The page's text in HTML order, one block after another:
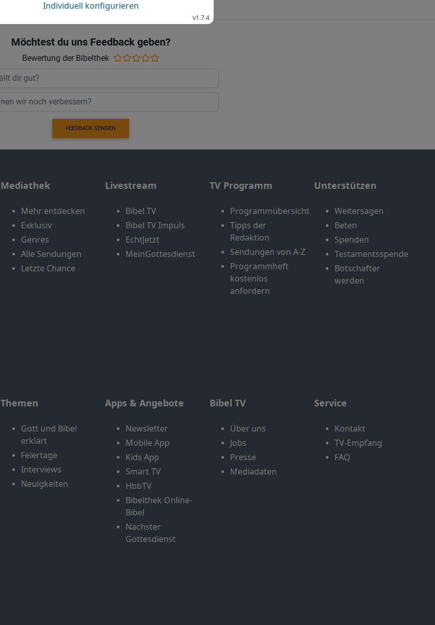
Möchtest du uns Feedback geben?
Bewertung der Bibelthek
FEEDBACK SENDEN
Mediathek
Mehr entdecken
Exklusiv
Genres
Alle Sendungen
Letzte Chance
Livestream
Bibel TV
Bibel TV Impuls
EchtJetzt
MeinGottesdienst
TV Programm
Programmübersicht
Tipps der
Redaktion
Sendungen von A-Z
Programmheft
kostenlos
anfordern
Unterstützen
Weitersagen
Beten
Spenden
Testamentsspende
Botschafter
werden
Themen
Gott und Bibel
erklärt
Feiertage
Interviews
Neuigkeiten
Apps & Angebote
Newsletter
Mobile App
Kids App
Smart TV
HbbTV
Bibelthek Online-
Bibel
Nächster
Gottesdienst
Bibel TV
Über uns
Jobs
Presse
Mediadaten
Service
Kontakt
TV-Empfang
FAQ